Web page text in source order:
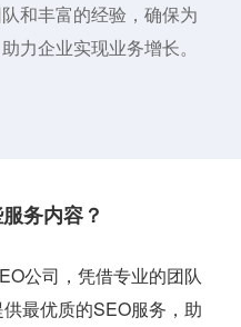
和丰富的经验，确保为
力企业实现业务增长。
务内容？
公司，凭借专业的团队
最优质的SEO服务，助